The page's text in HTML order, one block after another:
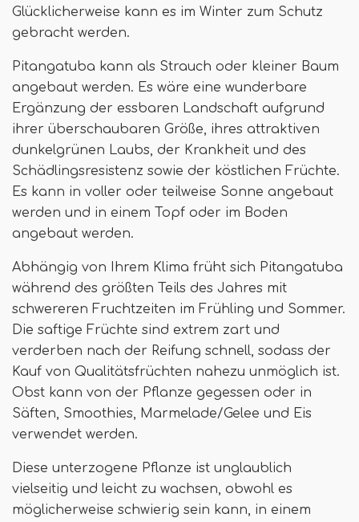
Glücklicherweise kann es im Winter zum Schutz
gebracht werden.
Pitangatuba kann als Strauch oder kleiner Baum
angebaut werden. Es wäre eine wunderbare
Ergänzung der essbaren Landschaft aufgrund
ihrer überschaubaren Größe, ihres attraktiven
dunkelgrünen Laubs, der Krankheit und des
Schädlingsresistenz sowie der köstlichen Früchte.
Es kann in voller oder teilweise Sonne angebaut
werden und in einem Topf oder im Boden
angebaut werden.
Abhängig von Ihrem Klima früht sich Pitangatuba
während des größten Teils des Jahres mit
schwereren Fruchtzeiten im Frühling und Sommer.
Die saftige Früchte sind extrem zart und
verderben nach der Reifung schnell, sodass der
Kauf von Qualitätsfrüchten nahezu unmöglich ist.
Obst kann von der Pflanze gegessen oder in
Säften, Smoothies, Marmelade/Gelee und Eis
verwendet werden.
Diese unterzogene Pflanze ist unglaublich
vielseitig und leicht zu wachsen, obwohl es
möglicherweise schwierig sein kann, in einem